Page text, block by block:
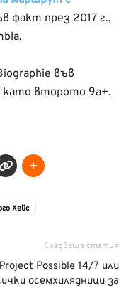
факт през 2017 г.,
във
като второто 9а+.
Хейс
Следваща статия
Project Possible 14/7 или
осемхилядници за